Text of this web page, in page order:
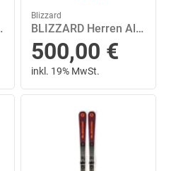
152 in Grau
Blizzard
BLIZZARD Herren All-Mountain Ski WCR + TLT10 DEMO 153 in Braun
500,00 €
inkl. 19% MwSt.